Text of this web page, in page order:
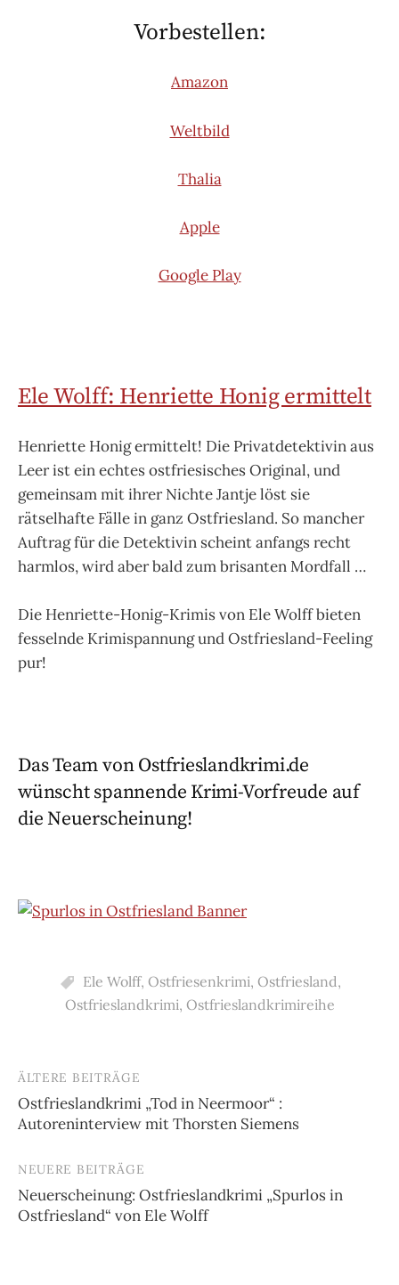
Vorbestellen:
Amazon
Weltbild
Thalia
Apple
Google Play
Ele Wolff: Henriette Honig ermittelt
Henriette Honig ermittelt! Die Privatdetektivin aus
Leer ist ein echtes ostfriesisches Original, und
gemeinsam mit ihrer Nichte Jantje löst sie
rätselhafte Fälle in ganz Ostfriesland. So mancher
Auftrag für die Detektivin scheint anfangs recht
harmlos, wird aber bald zum brisanten Mordfall …
Die Henriette-Honig-Krimis von Ele Wolff bieten
fesselnde Krimispannung und Ostfriesland-Feeling
pur!
Das Team von Ostfrieslandkrimi.de
wünscht spannende Krimi-Vorfreude auf
die Neuerscheinung!
Ele Wolff, Ostfriesenkrimi, Ostfriesland,
Ostfrieslandkrimi, Ostfrieslandkrimireihe
Beitragsnavigation
ÄLTERE BEITRÄGE
Ostfrieslandkrimi „Tod in Neermoor“ :
Autoreninterview mit Thorsten Siemens
NEUERE BEITRÄGE
Neuerscheinung: Ostfrieslandkrimi „Spurlos in
Ostfriesland“ von Ele Wolff